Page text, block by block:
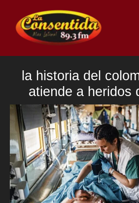
contenido
la historia del
atiende a heridos